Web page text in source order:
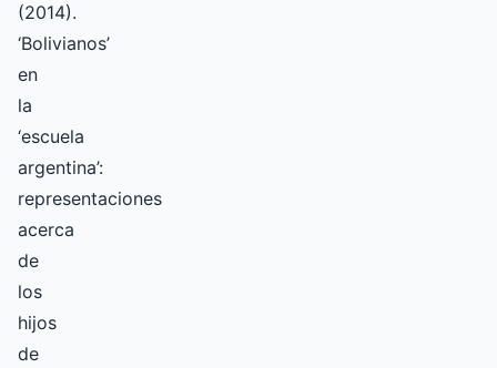
(2014).
‘Bolivianos’
en
la
‘escuela
argentina’:
representaciones
acerca
de
los
hijos
de